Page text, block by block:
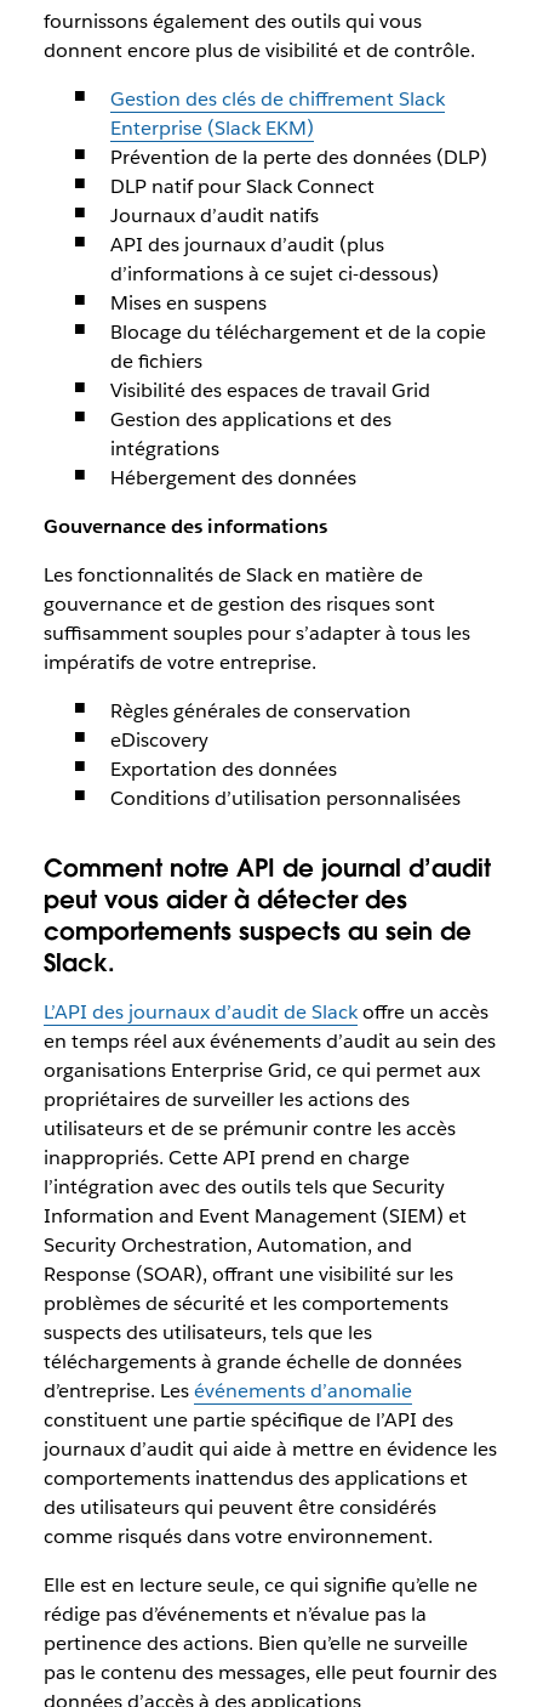
fournissons également des outils qui vous
donnent encore plus de visibilité et de contrôle.
Gestion des clés de chiffrement Slack
Enterprise (Slack EKM)
Prévention de la perte des données (DLP)
DLP natif pour Slack Connect
Journaux d’audit natifs
API des journaux d’audit (plus
d’informations à ce sujet ci-dessous)
Mises en suspens
Blocage du téléchargement et de la copie
de fichiers
Visibilité des espaces de travail Grid
Gestion des applications et des
intégrations
Hébergement des données
Gouvernance des informations
Les fonctionnalités de Slack en matière de
gouvernance et de gestion des risques sont
suffisamment souples pour s’adapter à tous les
impératifs de votre entreprise.
Règles générales de conservation
eDiscovery
Exportation des données
Conditions d’utilisation personnalisées
Comment notre API de journal d’audit
peut vous aider à détecter des
comportements suspects au sein de
Slack.
L’API des journaux d’audit de Slackoffre un accès
en temps réel aux événements d’audit au sein des
organisations Enterprise Grid, ce qui permet aux
propriétaires de surveiller les actions des
utilisateurs et de se prémunir contre les accès
inappropriés. Cette API prend en charge
l’intégration avec des outils tels que Security
Information and Event Management (SIEM) et
Security Orchestration, Automation, and
Response (SOAR), offrant une visibilité sur les
problèmes de sécurité et les comportements
suspects des utilisateurs, tels que les
téléchargements à grande échelle de données
d’entreprise. Lesévénements d’anomalie
constituent une partie spécifique de l’API des
journaux d’audit qui aide à mettre en évidence les
comportements inattendus des applications et
des utilisateurs qui peuvent être considérés
comme risqués dans votre environnement.
Elle est en lecture seule, ce qui signifie qu’elle ne
rédige pas d’événements et n’évalue pas la
pertinence des actions. Bien qu’elle ne surveille
pas le contenu des messages, elle peut fournir des
données d’accès à des applications